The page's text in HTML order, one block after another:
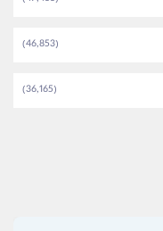
(46,853)
(36,165)